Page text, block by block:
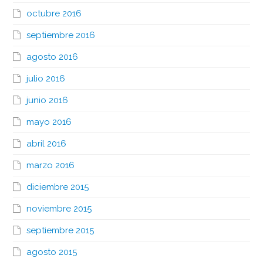
octubre 2016
septiembre 2016
agosto 2016
julio 2016
junio 2016
mayo 2016
abril 2016
marzo 2016
diciembre 2015
noviembre 2015
septiembre 2015
agosto 2015